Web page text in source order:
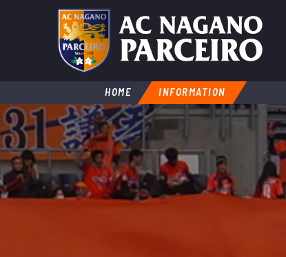
HOME INFORMATION